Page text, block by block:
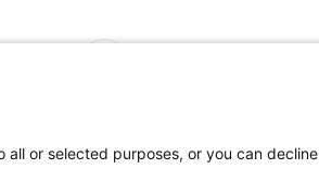
or selected purposes, or you can decline